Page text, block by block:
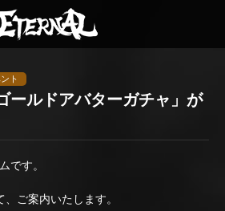
ト
ールドアバターガチャ」が
です。
ご案内いたします。